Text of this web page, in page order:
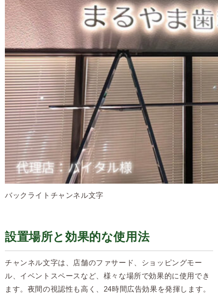
バックライトチャンネル文字
設置場所と効果的な使用法
チャンネル文字は、店舗のファサード、ショッピングモー
ル、イベントスペースなど、様々な場所で効果的に使用でき
ます。夜間の視認性も高く、24時間広告効果を発揮します。